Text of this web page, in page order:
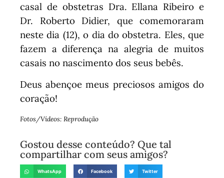
casal de obstetras Dra. Ellana Ribeiro e
Dr. Roberto Didier, que comemoraram
neste dia (12), o dia do obstetra. Eles, que
fazem a diferença na alegria de muitos
casais no nascimento dos seus bebês.
Deus abençoe meus preciosos amigos do
coração!
Fotos/Vídeos: Reprodução
Gostou desse conteúdo? Que tal
compartilhar com seus amigos?
WhatsApp Facebook Twitter